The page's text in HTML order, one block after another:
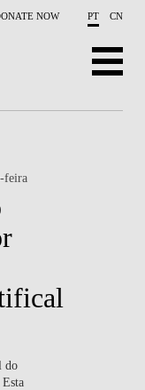
NOW PT CN
feira
do